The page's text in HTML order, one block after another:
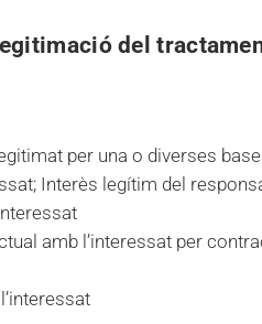
del
per una o diverses
Interès legítim del
amb l’interessat per